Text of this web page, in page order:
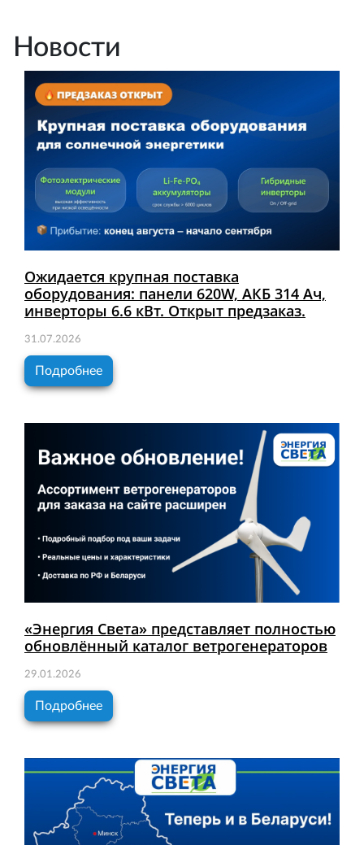
Новости
Ожидается крупная поставка
оборудования: панели 620W, АКБ 314 Ач,
инверторы 6.6 кВт. Открыт предзаказ.
31.07.2026
Подробнее
«Энергия Света» представляет полностью
обновлённый каталог ветрогенераторов
29.01.2026
Подробнее